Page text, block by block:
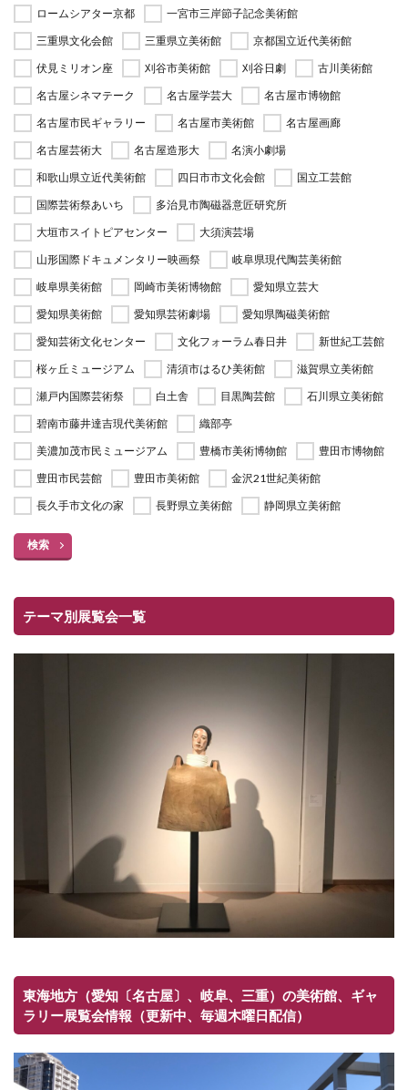
ロームシアター京都
一宮市三岸節子記念美術館
三重県文化会館
三重県立美術館
京都国立近代美術館
伏見ミリオン座
刈谷市美術館 刈谷日劇
古川美術館
名古屋シネマテーク
名古屋学芸大
名古屋市博物館
名古屋市民ギャラリー
名古屋市美術館
名古屋画廊
名古屋芸術大
名古屋造形大
名演小劇場
和歌山県立近代美術館
四日市市文化会館
国立工芸館
国際芸術祭あいち
多治見市陶磁器意匠研究所
大垣市スイトピアセンター
大須演芸場
山形国際ドキュメンタリー映画祭
岐阜県現代陶芸美術館
岐阜県美術館
岡崎市美術博物館
愛知県立芸大
愛知県美術館
愛知県芸術劇場
愛知県陶磁美術館
愛知芸術文化センター
文化フォーラム春日井
新世紀工芸館
桜ヶ丘ミュージアム
清須市はるひ美術館
滋賀県立美術館
瀬戸内国際芸術祭
白土舎 目黒陶芸館
石川県立美術館
碧南市藤井達吉現代美術館
織部亭
美濃加茂市民ミュージアム
豊橋市美術博物館
豊田市博物館
豊田市民芸館
豊田市美術館
金沢21世紀美術館
長久手市文化の家
長野県立美術館 静岡県立美術館
検索
テーマ別展覧会一覧
東海地方（愛知〔名古屋〕、岐阜、三重）の美術館、ギャ
ラリー展覧会情報（更新中、毎週木曜日配信）